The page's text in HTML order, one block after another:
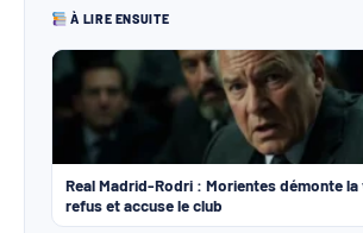
À LIRE ENSUITE
Real Madrid-Rodri : Morientes démonte
refus et accuse le club